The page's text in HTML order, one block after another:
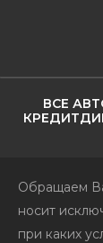
ВСЕ
КРЕДИТ
Обращаем
носит
при каких